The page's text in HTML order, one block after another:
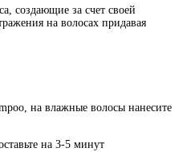
создающие за счет своей
на волосах придавая
на влажные волосы нанесите
на 3-5 минут